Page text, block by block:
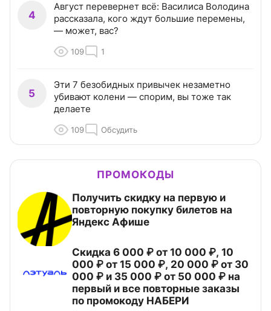
4
Август перевернет всё: Василиса Володина
рассказала, кого ждут большие перемены,
— может, вас?
109 1
5
Эти 7 безобидных привычек незаметно
убивают колени — спорим, вы тоже так
делаете
109 Обсудить
ПРОМОКОДЫ
Получить скидку на первую и
повторную покупку билетов на
Яндекс Афише
Скидка 6 000 ₽ от 10 000 ₽, 10
000 ₽ от 15 000 ₽, 20 000 ₽ от 30
000 ₽ и 35 000 ₽ от 50 000 ₽ на
первый и все повторные заказы
по промокоду НАБЕРИ